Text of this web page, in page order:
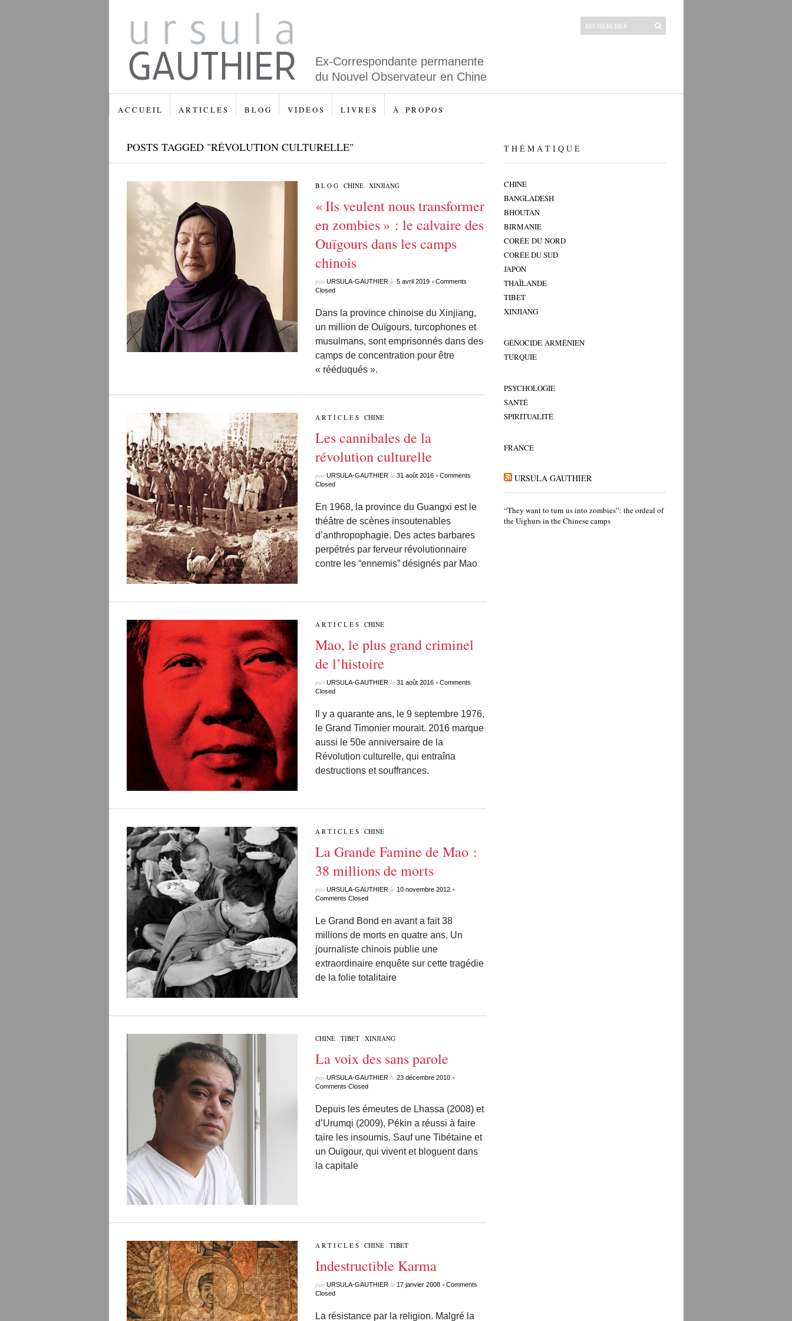
Ex-Correspondante permanente
du Nouvel Observateur en Chine
A C C U E I L A R T I C L E S B L O G V I D É O S L I V R E S À P R O P O S
POSTS TAGGED "RÉVOLUTION CULTURELLE"
B L O G/ CHINE/ XINJIANG
« Ils veulent nous transformer
en zombies » : le calvaire des
Ouïgours dans les camps
chinois
parURSULA-GAUTHIERle 5 avril 2019 •Comments
Closed
Dans la province chinoise du Xinjiang,
un million de Ouïgours, turcophones et
musulmans, sont emprisonnés dans des
camps de concentration pour être
« rééduqués ».
A R T I C L E S/ CHINE
Les cannibales de la
révolution culturelle
parURSULA-GAUTHIERle 31 août 2016 •Comments
Closed
En 1968, la province du Guangxi est le
théâtre de scènes insoutenables
d’anthropophagie. Des actes barbares
perpétrés par ferveur révolutionnaire
contre les “ennemis” désignés par Mao
A R T I C L E S/ CHINE
Mao, le plus grand criminel
de l’histoire
parURSULA-GAUTHIERle 31 août 2016 •Comments
Closed
Il y a quarante ans, le 9 septembre 1976,
le Grand Timonier mourait. 2016 marque
aussi le 50e anniversaire de la
Révolution culturelle, qui entraîna
destructions et souffrances.
A R T I C L E S/ CHINE
La Grande Famine de Mao :
38 millions de morts
parURSULA-GAUTHIERle 10 novembre 2012 •
Comments Closed
Le Grand Bond en avant a fait 38
millions de morts en quatre ans. Un
journaliste chinois publie une
extraordinaire enquête sur cette tragédie
de la folie totalitaire
CHINE/ TIBET/ XINJIANG
La voix des sans parole
parURSULA-GAUTHIERle 23 décembre 2010 •
Comments Closed
Depuis les émeutes de Lhassa (2008) et
d’Urumqi (2009), Pékin a réussi à faire
taire les insoumis. Sauf une Tibétaine et
un Ouïgour, qui vivent et bloguent dans
la capitale
A R T I C L E S/ CHINE/ TIBET
Indestructible Karma
parURSULA-GAUTHIERle 17 janvier 2008 •Comments
Closed
La résistance par la religion. Malgré la
T H É M A T I Q U E
CHINE
BANGLADESH
BHOUTAN
BIRMANIE
CORÉE DU NORD
CORÉE DU SUD
JAPON
THAÏLANDE
TIBET
XINJIANG
GÉNOCIDE ARMÉNIEN
TURQUIE
PSYCHOLOGIE
SANTÉ
SPIRITUALITÉ
FRANCE
URSULA GAUTHIER
“They want to turn us into zombies”: the ordeal of
the Uighurs in the Chinese camps